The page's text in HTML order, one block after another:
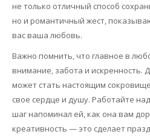
не только отличный способ
но и романтичный жест,
вас ваша любовь.
Важно помнить, что главное в
внимание, забота и искренность.
может стать настоящим
свое сердце и душу. Работайте
шаг напоминал ей, как она вам
креативность — это сделает